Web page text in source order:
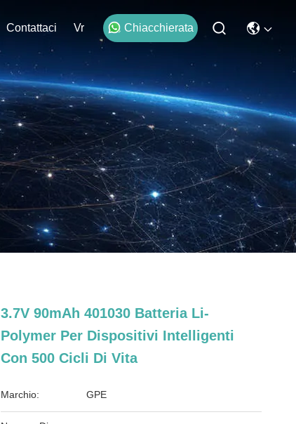
Contattaci Vr Chiacchierata
3.7V 90mAh 401030 Batteria Li-
Polymer Per Dispositivi Intelligenti
Con 500 Cicli Di Vita
Marchio: GPE